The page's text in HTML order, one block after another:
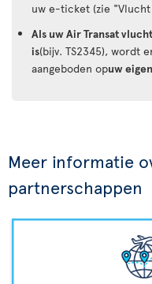
uw e-ticket (zie
Als uw Air Transat
is(bijv. TS2345), wordt
aangeboden opuw
Meer informatie
partnerschappen